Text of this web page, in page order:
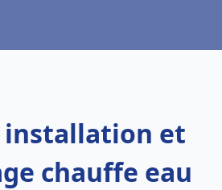
installation et
chauffe eau